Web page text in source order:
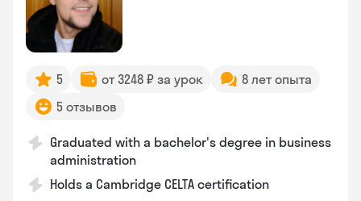
5 от 3248 ₽ за урок
8 лет опыта
5 отзывов
Graduated with a bachelor's degree in business
administration
Holds a Cambridge CELTA certification